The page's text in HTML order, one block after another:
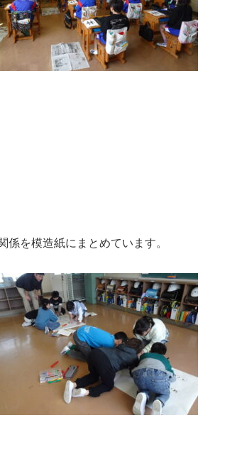
を模造紙にまとめています。